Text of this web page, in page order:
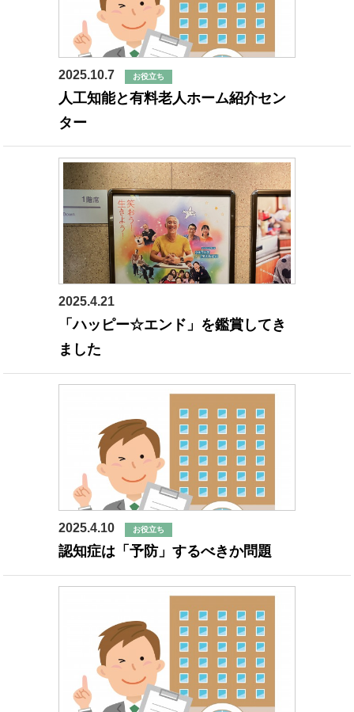
2025.10.7 お役立ち
人工知能と有料老人ホーム紹介セン
ター
2025.4.21
「ハッピー☆エンド」を鑑賞してき
ました
2025.4.10 お役立ち
認知症は「予防」するべきか問題